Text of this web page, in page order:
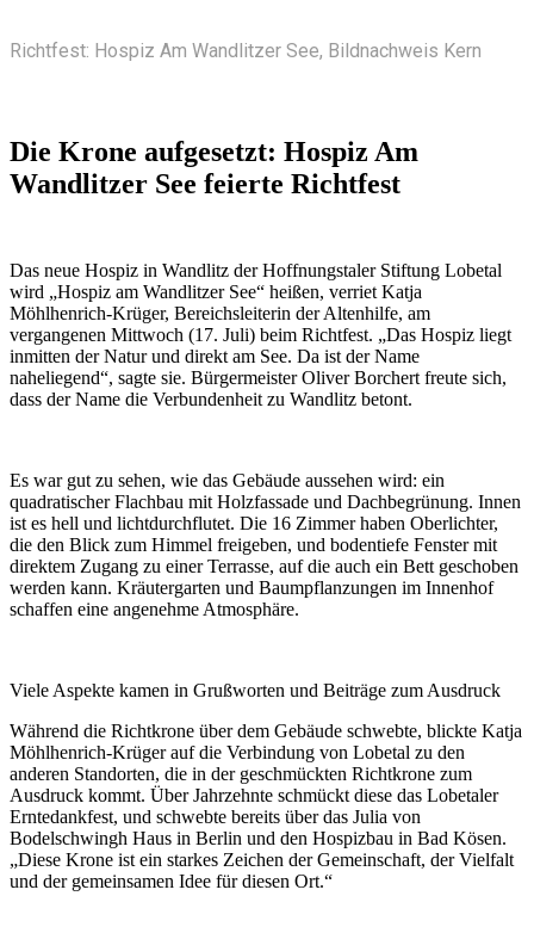
Richtfest: Hospiz Am Wandlitzer See, Bildnachweis Kern
Die Krone aufgesetzt: Hospiz Am
Wandlitzer See feierte Richtfest
Das neue Hospiz in Wandlitz der Hoffnungstaler Stiftung Lobetal
wird „Hospiz am Wandlitzer See“ heißen, verriet Katja
Möhlhenrich-Krüger, Bereichsleiterin der Altenhilfe, am
vergangenen Mittwoch (17. Juli) beim Richtfest. „Das Hospiz liegt
inmitten der Natur und direkt am See. Da ist der Name
naheliegend“, sagte sie. Bürgermeister Oliver Borchert freute sich,
dass der Name die Verbundenheit zu Wandlitz betont.
Es war gut zu sehen, wie das Gebäude aussehen wird: ein
quadratischer Flachbau mit Holzfassade und Dachbegrünung. Innen
ist es hell und lichtdurchflutet. Die 16 Zimmer haben Oberlichter,
die den Blick zum Himmel freigeben, und bodentiefe Fenster mit
direktem Zugang zu einer Terrasse, auf die auch ein Bett geschoben
werden kann. Kräutergarten und Baumpflanzungen im Innenhof
schaffen eine angenehme Atmosphäre.
Viele Aspekte kamen in Grußworten und Beiträge zum Ausdruck
Während die Richtkrone über dem Gebäude schwebte, blickte Katja
Möhlhenrich-Krüger auf die Verbindung von Lobetal zu den
anderen Standorten, die in der geschmückten Richtkrone zum
Ausdruck kommt. Über Jahrzehnte schmückt diese das Lobetaler
Erntedankfest, und schwebte bereits über das Julia von
Bodelschwingh Haus in Berlin und den Hospizbau in Bad Kösen.
„Diese Krone ist ein starkes Zeichen der Gemeinschaft, der Vielfalt
und der gemeinsamen Idee für diesen Ort.“